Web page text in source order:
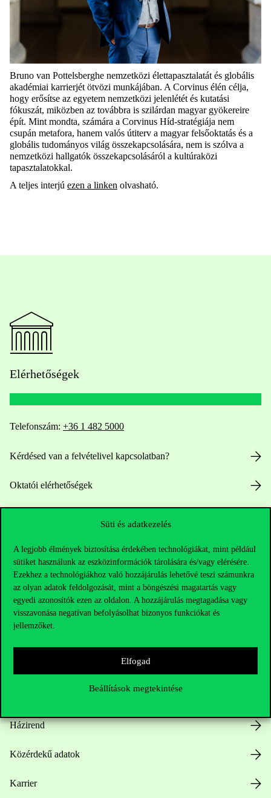
Süti és adatkezelés
A legjobb élmények biztosítása érdekében technológiákat, mint például
sütiket használunk az eszközinformációk tárolására és/vagy elérésére.
Ezekhez a technológiákhoz való hozzájárulás lehetővé teszi számunkra
az olyan adatok feldolgozását, mint a böngészési magatartás vagy
egyedi azonosítók ezen az oldalon. A hozzájárulás megtagadása vagy
visszavonása negatívan befolyásolhat bizonyos funkciókat és
jellemzőket.
Elfogad
Beállítások megtekintése
Bruno van Pottelsberghe nemzetközi élettapasztalatát és globális
akadémiai karrierjét ötvözi munkájában. A Corvinus élén célja,
hogy erősítse az egyetem nemzetközi jelenlétét és kutatási
fókuszát, miközben az továbbra is szilárdan magyar gyökereire
épít. Mint mondta, számára a Corvinus Híd-stratégiája nem
csupán metafora, hanem valós útiterv a magyar felsőoktatás és a
globális tudományos világ összekapcsolására, nem is szólva a
nemzetközi hallgatók összekapcsolásáról a kultúraközi
tapasztalatokkal.
A teljes interjú ezen a linken olvasható.
Elérhetőségek
Telefonszám: +36 1 482 5000
Kérdésed van a felvételivel kapcsolatban?
Oktatói elérhetőségek
Sajtó: press@uni-corvinus.hu
Hasznos linkek
Házirend
Közérdekű adatok
Karrier